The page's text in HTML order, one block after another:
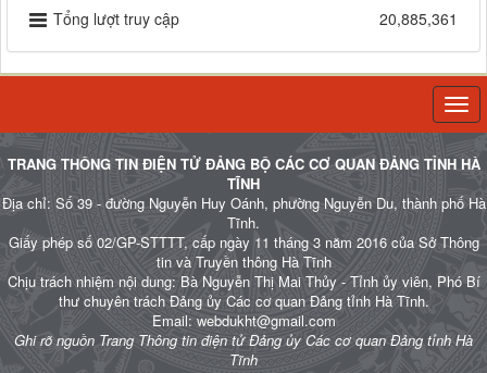
Tổng lượt truy cập
20,885,361
TRANG THÔNG TIN ĐIỆN TỬ ĐẢNG BỘ CÁC CƠ QUAN ĐẢNG TỈNH HÀ
TĨNH
Địa chỉ: Số 39 - đường Nguyễn Huy Oánh, phường Nguyễn Du, thành phố Hà
Tĩnh.
Giấy phép số 02/GP-STTTT, cấp ngày 11 tháng 3 năm 2016 của Sở Thông
tin và Truyền thông Hà Tĩnh
Chịu trách nhiệm nội dung: Bà Nguyễn Thị Mai Thủy - Tỉnh ủy viên, Phó Bí
thư chuyên trách Đảng ủy Các cơ quan Đảng tỉnh Hà Tĩnh.
Email: webdukht@gmail.com
Ghi rõ nguồn Trang Thông tin điện tử Đảng ủy Các cơ quan Đảng tỉnh Hà
Tĩnh